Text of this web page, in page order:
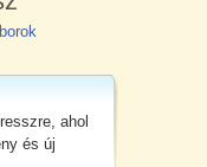
ahol
és új